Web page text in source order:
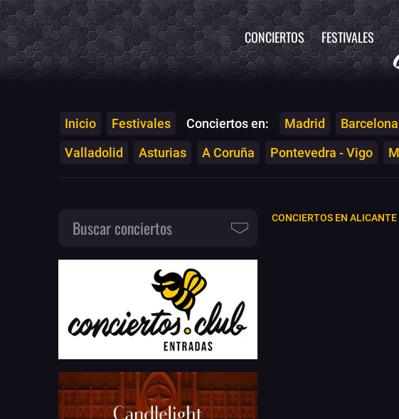
CONCIERTOS FESTIVALES
Inicio Festivales Conciertos en: Madrid Barcelona
Valladolid
Asturias A Coruña Pontevedra - Vigo
CONCIERTOS EN ALICANTE
Buscar conciertos